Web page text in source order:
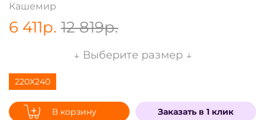
Кашемир
6 411р. 12 819р.
↓ Выберите размер ↓
В корзину Заказать в 1 клик